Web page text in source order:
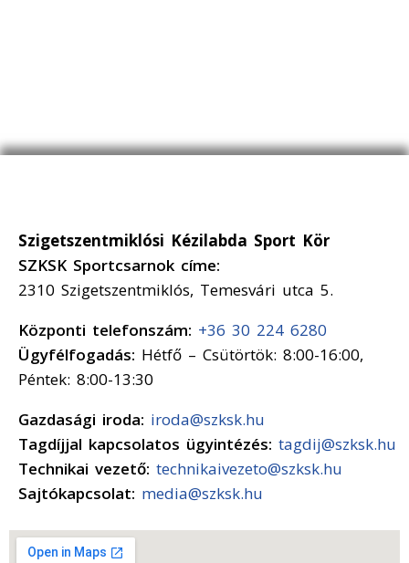
Szigetszentmiklósi Kézilabda Sport Kör
SZKSK Sportcsarnok címe:
2310 Szigetszentmiklós, Temesvári utca 5.
Központi telefonszám: +36 30 224 6280
Ügyfélfogadás: Hétfő – Csütörtök: 8:00-16:00,
Péntek: 8:00-13:30
Gazdasági iroda: iroda@szksk.hu
Tagdíjjal kapcsolatos ügyintézés: tagdij@szksk.hu
Technikai vezető: technikaivezeto@szksk.hu
Sajtókapcsolat: media@szksk.hu